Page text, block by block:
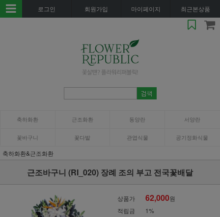
로그인 회원가입 마이페이지 최근본상품
축하화환 근조화환 동양란 서양란
꽃바구니 꽃다발 관엽식물 공기정화식물
축하화환&근조화환
근조바구니 (RI_020) 장례 조의 부고 전국꽃배달
상품가 62,000원
적립금
1%